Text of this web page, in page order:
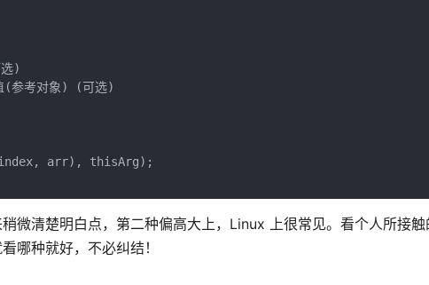
)
参考对象) (可选)
arr), thisArg);
微清楚明白点，第二种偏高大上，Linux 上很常见。看个人所接
哪种就好，不必纠结！